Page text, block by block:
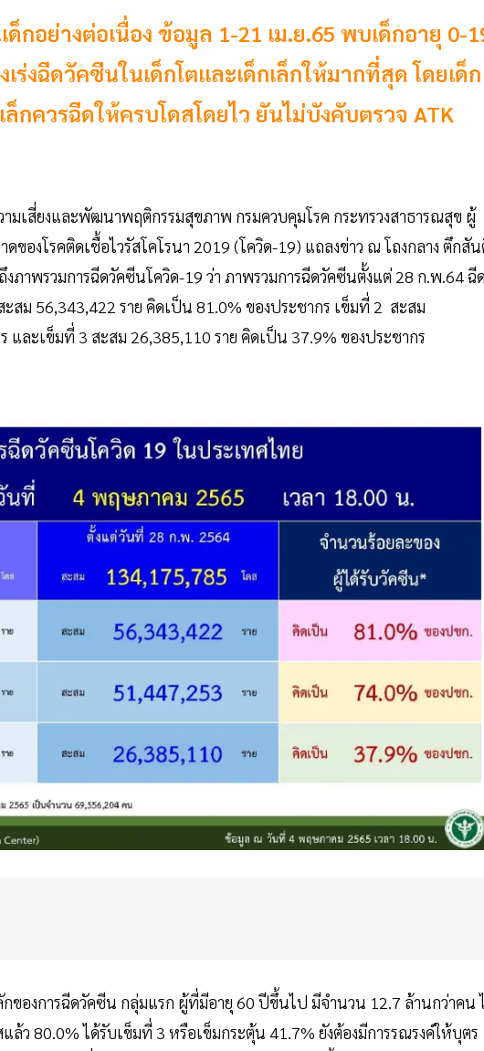
กอย่างต่อเนื่อง ข้อมูล 1-21 เม.ย.65 พบเด็กอายุ 0-
ร่งฉีดวัคซีนในเด็กโตและเด็กเล็กให้มากที่สุด โดยเด็ก
กควรฉีดให้ครบโดสโดยไว ยันไม่บังคับตรวจ ATK
เสี่ยงและพัฒนาพฤติกรรมสุขภาพ กรมควบคุมโรค กระทรวงสาธารณสุข ผู้
องโรคติดเชื้อไวรัสโคโรนา 2019 (โควิด-19) แถลงข่าว ณ โถงกลาง ตึกสั
ภาพรวมการฉีดวัคซีนโควิด-19 ว่า ภาพรวมการฉีดวัคซีนตั้งแต่ 28 ก.พ.64 ฉี
สม 56,343,422 ราย คิดเป็น 81.0% ของประชากร เข็มที่ 2 สะสม
และเข็มที่ 3 สะสม 26,385,110 ราย คิดเป็น 37.9% ของประชากร
ของการฉีดวัคซีน กลุ่มแรก ผู้ที่มีอายุ 60 ปีขึ้นไป มีจำนวน 12.7 ล้านกว่าคน
ว 80.0% ได้รับเข็มที่ 3 หรือเข็มกระตุ้น 41.7% ยังต้องมีการรณรงค์ให้บุตร